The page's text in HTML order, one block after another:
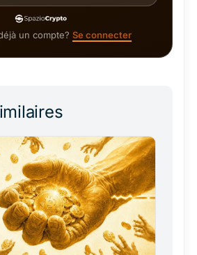
un compte? Se connecter